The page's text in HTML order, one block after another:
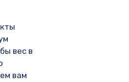
вес в
вам